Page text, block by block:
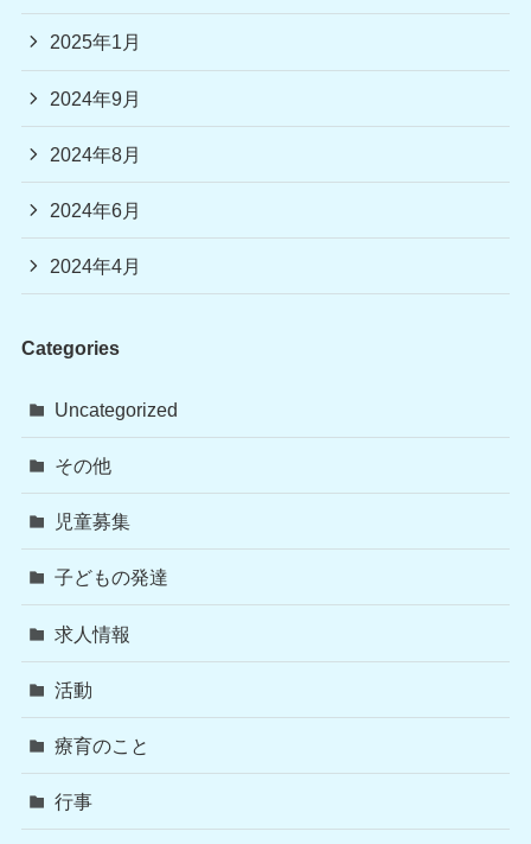
2025年1月
2024年9月
2024年8月
2024年6月
2024年4月
Categories
Uncategorized
その他
児童募集
子どもの発達
求人情報
活動
療育のこと
行事